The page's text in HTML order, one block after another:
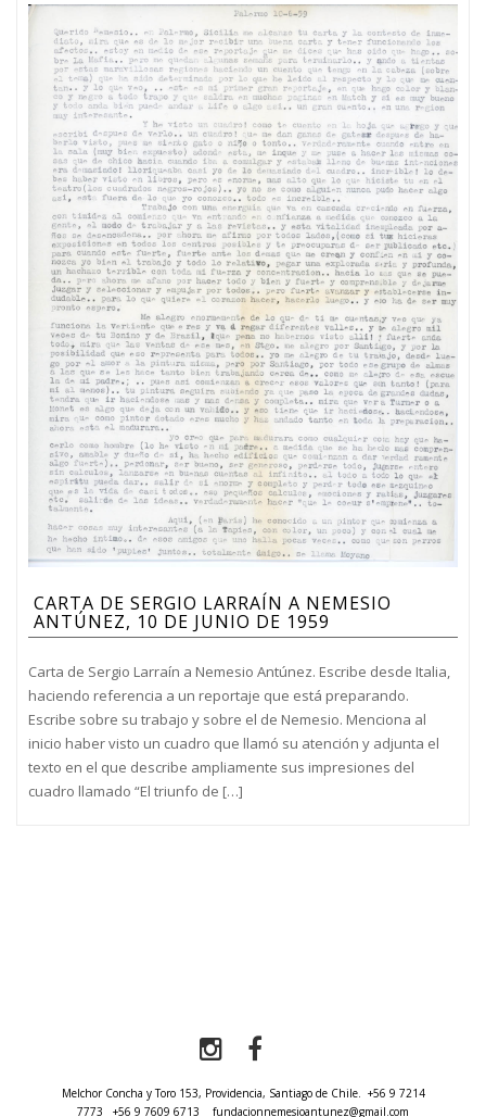
CARTA DE SERGIO LARRAÍN A NEMESIO
ANTÚNEZ, 10 DE JUNIO DE 1959
Carta de Sergio Larraín a Nemesio Antúnez. Escribe desde Italia,
haciendo referencia a un reportaje que está preparando.
Escribe sobre su trabajo y sobre el de Nemesio. Menciona al
inicio haber visto un cuadro que llamó su atención y adjunta el
texto en el que describe ampliamente sus impresiones del
cuadro llamado “El triunfo de […]
Melchor Concha y Toro 153, Providencia, Santiago de Chile. +56 9 7214
7773
+56 9 7609 6713 fundacionnemesioantunez@gmail.com